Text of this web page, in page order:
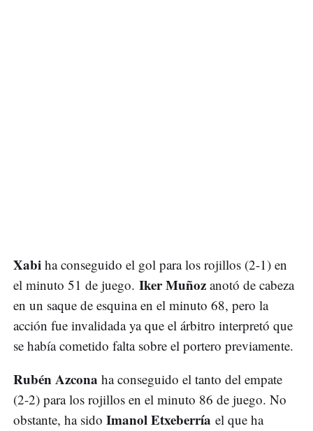
Xabi ha conseguido el gol para los rojillos (2-1) en
el minuto 51 de juego. Iker Muñoz anotó de cabeza
en un saque de esquina en el minuto 68, pero la
acción fue invalidada ya que el árbitro interpretó que
se había cometido falta sobre el portero previamente.
Rubén Azcona ha conseguido el tanto del empate
(2-2) para los rojillos en el minuto 86 de juego. No
obstante, ha sido Imanol Etxeberría el que ha